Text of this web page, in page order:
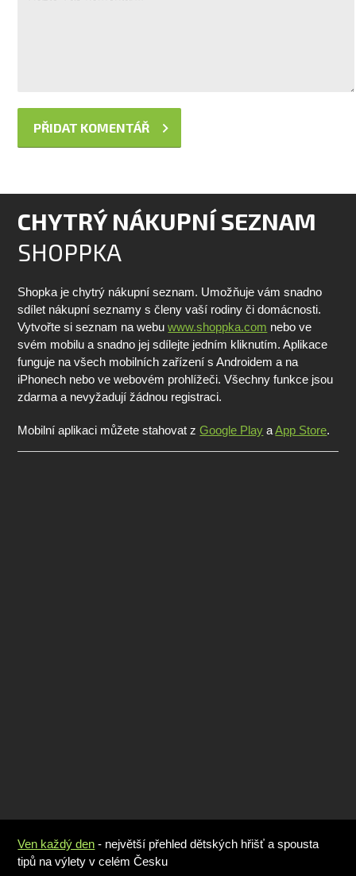
CHYTRÝ NÁKUPNÍ SEZNAM
SHOPPKA
Shopka je chytrý nákupní seznam. Umožňuje vám snadno
sdílet nákupní seznamy s členy vaší rodiny či domácnosti.
Vytvořte si seznam na webuwww.shoppka.com nebo ve
svém mobilu a snadno jej sdílejte jedním kliknutím. Aplikace
funguje na všech mobilních zařízení s Androidem a na
iPhonech nebo ve webovém prohlížeči. Všechny funkce jsou
zdarma a nevyžadují žádnou registraci.
Mobilní aplikaci můžete stahovat zGoogle Play aApp Store.
Ven každý den - největší přehled dětských hřišť a spousta
tipů na výlety v celém Česku